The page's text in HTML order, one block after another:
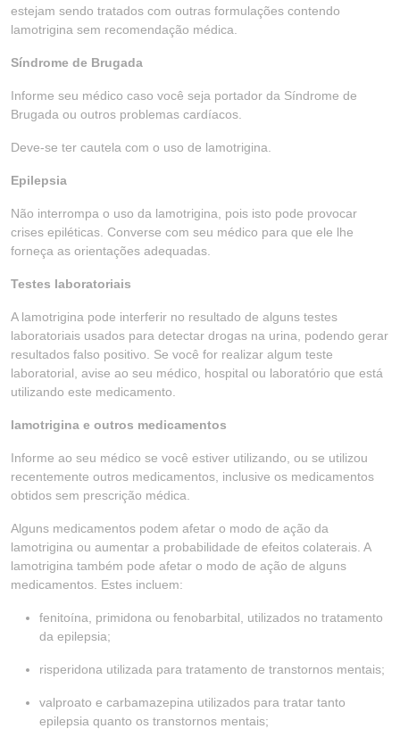
estejam sendo tratados com outras formulações contendo
lamotrigina sem recomendação médica.
Síndrome de Brugada
Informe seu médico caso você seja portador da Síndrome de
Brugada ou outros problemas cardíacos.
Deve-se ter cautela com o uso de lamotrigina.
Epilepsia
Não interrompa o uso da lamotrigina, pois isto pode provocar
crises epiléticas. Converse com seu médico para que ele lhe
forneça as orientações adequadas.
Testes laboratoriais
A lamotrigina pode interferir no resultado de alguns testes
laboratoriais usados para detectar drogas na urina, podendo gerar
resultados falso positivo. Se você for realizar algum teste
laboratorial, avise ao seu médico, hospital ou laboratório que está
utilizando este medicamento.
lamotrigina e outros medicamentos
Informe ao seu médico se você estiver utilizando, ou se utilizou
recentemente outros medicamentos, inclusive os medicamentos
obtidos sem prescrição médica.
Alguns medicamentos podem afetar o modo de ação da
lamotrigina ou aumentar a probabilidade de efeitos colaterais. A
lamotrigina também pode afetar o modo de ação de alguns
medicamentos. Estes incluem:
fenitoína, primidona ou fenobarbital, utilizados no tratamento
da epilepsia;
risperidona utilizada para tratamento de transtornos mentais;
valproato e carbamazepina utilizados para tratar tanto
epilepsia quanto os transtornos mentais;